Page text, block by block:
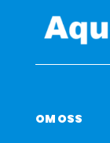
OM OSS